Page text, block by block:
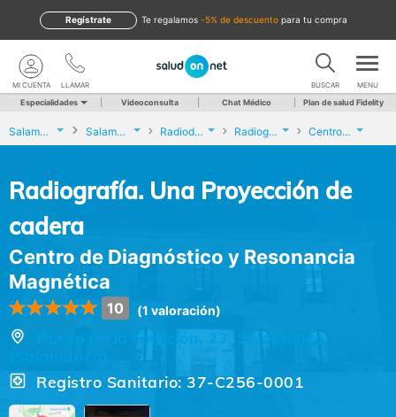
te regalamos -5% de descuento para tu compra
Regístrate
LLAMAR
MI CUENTA BUSCAR MENU
Especialidades Videoconsulta Chat Médico Plan de salud Fidelity
Salamanca Salamanca Radiodiagnóstico Radiografía. Una Proyección de cadera Centro de Diagnóstico y Resonancia Magnética
Radiografía. Una Proyección de
cadera
Centro de Diagnóstico y Resonancia
Magnética
10 (1 valoración)
Paseo de la Estación, 23, Salamanca
Registro Sanitario: 37-C256-0001